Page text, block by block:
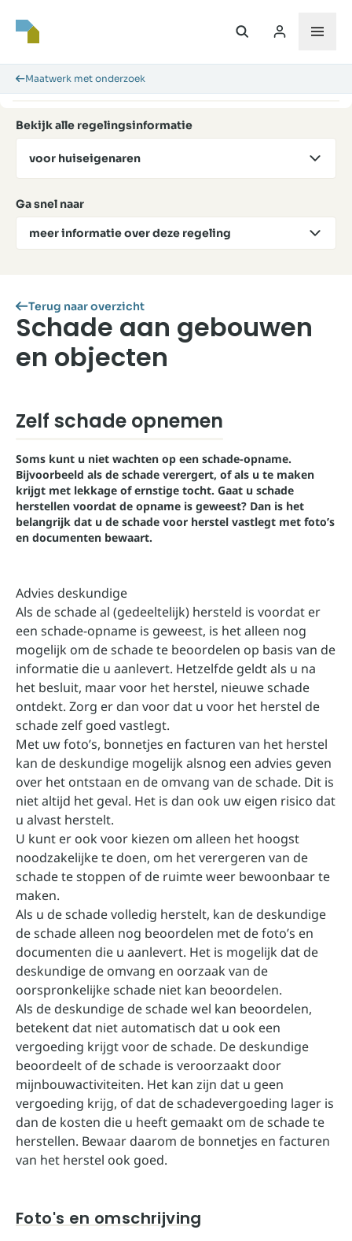
Maatwerk met onderzoek
Bekijk alle regelingsinformatie
voor huiseigenaren
Ga snel naar
meer informatie over deze regeling
Terug naar overzicht
Schade aan gebouwen
en objecten
Zelf schade opnemen
Soms kunt u niet wachten op een schade-opname.
Bijvoorbeeld als de schade verergert, of als u te maken
krijgt met lekkage of ernstige tocht. Gaat u schade
herstellen voordat de opname is geweest? Dan is het
belangrijk dat u de schade voor herstel vastlegt met foto’s
en documenten bewaart.
Advies deskundige
Als de schade al (gedeeltelijk) hersteld is voordat er
een schade-opname is geweest, is het alleen nog
mogelijk om de schade te beoordelen op basis van de
informatie die u aanlevert. Hetzelfde geldt als u na
het besluit, maar voor het herstel, nieuwe schade
ontdekt. Zorg er dan voor dat u voor het herstel de
schade zelf goed vastlegt.
Met uw foto’s, bonnetjes en facturen van het herstel
kan de deskundige mogelijk alsnog een advies geven
over het ontstaan en de omvang van de schade. Dit is
niet altijd het geval. Het is dan ook uw eigen risico dat
u alvast herstelt.
U kunt er ook voor kiezen om alleen het hoogst
noodzakelijke te doen, om het verergeren van de
schade te stoppen of de ruimte weer bewoonbaar te
maken.
Als u de schade volledig herstelt, kan de deskundige
de schade alleen nog beoordelen met de foto’s en
documenten die u aanlevert. Het is mogelijk dat de
deskundige de omvang en oorzaak van de
oorspronkelijke schade niet kan beoordelen.
Als de deskundige de schade wel kan beoordelen,
betekent dat niet automatisch dat u ook een
vergoeding krijgt voor de schade. De deskundige
beoordeelt of de schade is veroorzaakt door
mijnbouwactiviteiten. Het kan zijn dat u geen
vergoeding krijg, of dat de schadevergoeding lager is
dan de kosten die u heeft gemaakt om de schade te
herstellen. Bewaar daarom de bonnetjes en facturen
van het herstel ook goed.
Foto's en omschrijving